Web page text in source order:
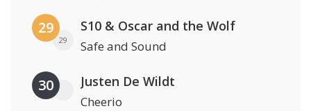
29
29
S10 & Oscar and the Wolf
Safe and Sound
30 Justen De Wildt
Cheerio